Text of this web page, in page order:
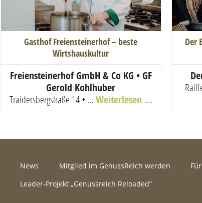
Gasthof Freiensteinerhof – beste
Wirtshauskultur
Freiensteinerhof GmbH & Co KG • GF
Gerold Kohlhuber
Traidersbergstraße 14 • ...Weiterlesen …
Der
News Mitglied im GenussReich werden
Leader-Projekt „Genussreich Reloaded“